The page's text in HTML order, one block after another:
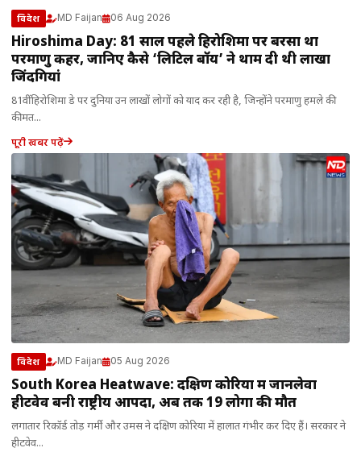
विदेश MD Faijan 06 Aug 2026
Hiroshima Day: 81 साल पहले हिरोशिमा पर बरसा था
परमाणु कहर, जानिए कैसे ‘लिटिल बॉय’ ने थाम दी थी लाखों
जिंदगियां
81वीं हिरोशिमा डे पर दुनिया उन लाखों लोगों को याद कर रही है, जिन्होंने परमाणु हमले की
कीमत...
पूरी खबर पढ़ें
विदेश MD Faijan 05 Aug 2026
South Korea Heatwave: दक्षिण कोरिया में जानलेवा
हीटवेव बनी राष्ट्रीय आपदा, अब तक 19 लोगों की मौत
लगातार रिकॉर्ड तोड़ गर्मी और उमस ने दक्षिण कोरिया में हालात गंभीर कर दिए हैं। सरकार ने
हीटवेव...